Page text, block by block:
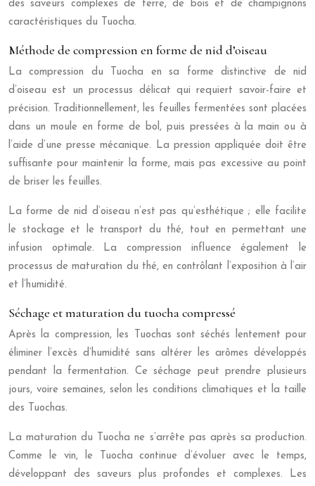
des saveurs complexes de terre, de bois et de champignons
caractéristiques du Tuocha.
Méthode de compression en forme de nid d’oiseau
La compression du Tuocha en sa forme distinctive de nid
d’oiseau est un processus délicat qui requiert savoir-faire et
précision. Traditionnellement, les feuilles fermentées sont placées
dans un moule en forme de bol, puis pressées à la main ou à
l’aide d’une presse mécanique. La pression appliquée doit être
suffisante pour maintenir la forme, mais pas excessive au point
de briser les feuilles.
La forme de nid d’oiseau n’est pas qu’esthétique ; elle facilite
le stockage et le transport du thé, tout en permettant une
infusion optimale. La compression influence également le
processus de maturation du thé, en contrôlant l’exposition à l’air
et l’humidité.
Séchage et maturation du tuocha compressé
Après la compression, les Tuochas sont séchés lentement pour
éliminer l’excès d’humidité sans altérer les arômes développés
pendant la fermentation. Ce séchage peut prendre plusieurs
jours, voire semaines, selon les conditions climatiques et la taille
des Tuochas.
La maturation du Tuocha ne s’arrête pas après sa production.
Comme le vin, le Tuocha continue d’évoluer avec le temps,
développant des saveurs plus profondes et complexes. Les